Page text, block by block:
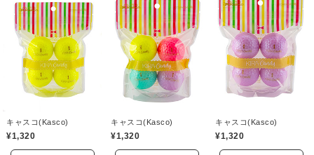
キャスコ(Kasco)
¥1,320
キャスコ(Kasco)
¥1,320
キャスコ(Kasco)
¥1,320